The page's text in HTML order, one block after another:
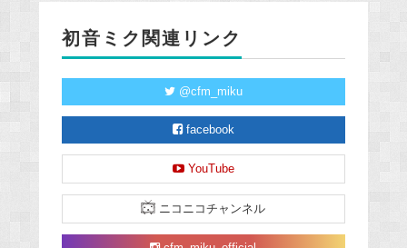
初音ミク関連リンク
@cfm_miku
facebook
YouTube
ニコニコチャンネル